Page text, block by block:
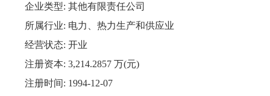
企业类型: 其他有限责任公司
所属行业: 电力、热力生产和供应业
经营状态: 开业
注册资本: 3,214.2857 万(元)
注册时间: 1994-12-07